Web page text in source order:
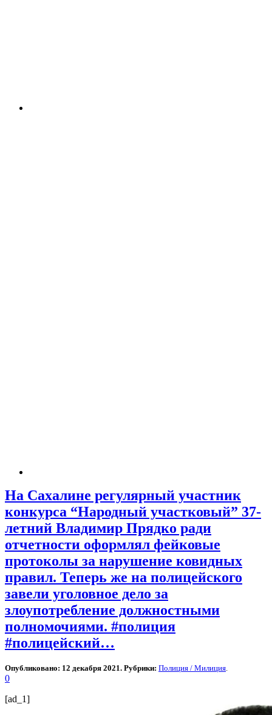
На Сахалине регулярный участник
конкурса “Народный участковый” 37-
летний Владимир Прядко ради
отчетности оформлял фейковые
протоколы за нарушение ковидных
правил. Теперь же на полицейского
завели уголовное дело за
злоупотребление должностными
полномочиями. #полиция
#полицейский…
Опубликовано: 12 декабря 2021. Рубрики: Полиция / Милиция
0
[ad_1]